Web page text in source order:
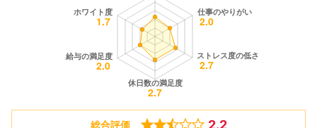
総合評価 2.2